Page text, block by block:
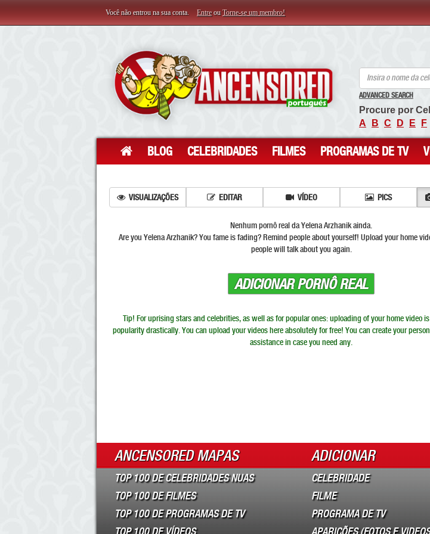
Você não entrou na sua conta. Entreou Torne-se um membro!
ADVANCED SEARCH
Procure por
A
B C D E F
BLOG CELEBRIDADES FILMES PROGRAMAS DE TV
VISUALIZAÇÕES EDITAR VÍDEO PICS
Nenhum pornô real da Yelena Arzhanik ainda.
Are you Yelena Arzhanik? You fame is fading? Remind people about yourself! Upload your home
people will talk about you again.
ADICIONAR PORNÔ REAL
Tip! For uprising stars and celebrities, as well as for popular ones: uploading of your home video
popularity drastically. You can upload your videos here absolutely for free! You can create your
assistance in case you need any.
ANCENSORED MAPAS
TOP 100 DE CELEBRIDADES NUAS
TOP 100 DE FILMES
TOP 100 DE PROGRAMAS DE TV
ADICIONAR
CELEBRIDADE
FILME
PROGRAMA DE TV